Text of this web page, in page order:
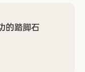
的踏脚石